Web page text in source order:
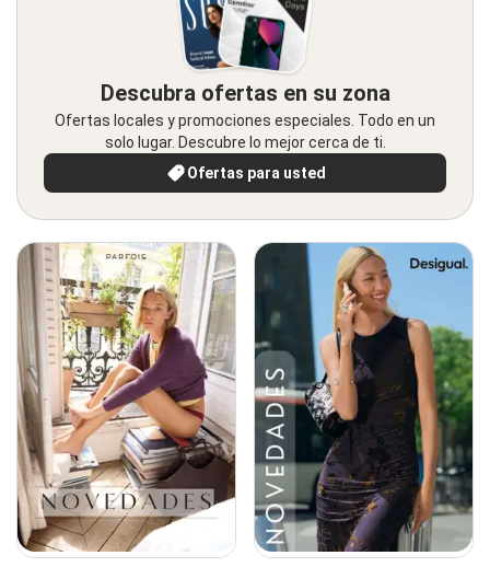
Descubra ofertas en su zona
Ofertas locales y promociones especiales. Todo en un
solo lugar. Descubre lo mejor cerca de ti.
Ofertas para usted